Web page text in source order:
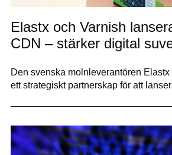
Elastx och Varnish
CDN – stärker digital
Den svenska molnleverantören
ett strategiskt partnerskap för att